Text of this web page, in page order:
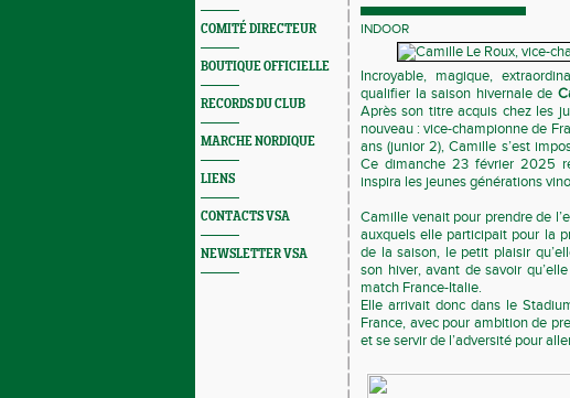
COMITÉ DIRECTEUR
BOUTIQUE OFFICIELLE
RECORDS DU CLUB
MARCHE NORDIQUE
LIENS
CONTACTS VSA
NEWSLETTER VSA
INDOOR
Incroyable, magique,
qualifier la saison hivernale de
Après son titre acquis chez les
nouveau : vice-championne de
ans (junior 2), Camille s’est
Ce dimanche 23 février 2025
inspira les jeunes générations
Camille venait pour prendre de
auxquels elle participait pour la
de la saison, le petit plaisir
son hiver, avant de savoir
match France-Italie.
Elle arrivait donc dans le
France, avec pour ambition de
et se servir de l’adversité pour